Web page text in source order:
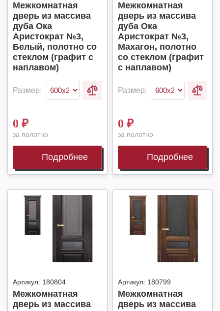
Межкомнатная
дверь из массива
дуба Ока
Аристократ №3,
Белый, полотно со
стеклом (графит с
наплавом)
Размер:
0 ₽
за полотно
Подробнее
Межкомнатная
дверь из массива
дуба Ока
Аристократ №3,
Махагон, полотно
со стеклом (графит
с наплавом)
Размер:
0 ₽
за полотно
Подробнее
Артикул: 180804
Межкомнатная
дверь из массива
Артикул: 180799
Межкомнатная
дверь из массива